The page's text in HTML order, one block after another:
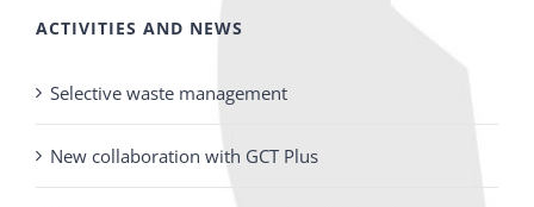
ACTIVITIES AND NEWS
Selective waste management
New collaboration with GCT Plus